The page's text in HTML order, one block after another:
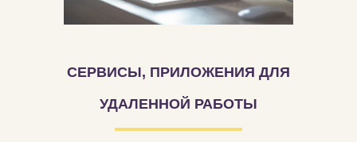
СЕРВИСЫ, ПРИЛОЖЕНИЯ ДЛЯ
УДАЛЕННОЙ РАБОТЫ